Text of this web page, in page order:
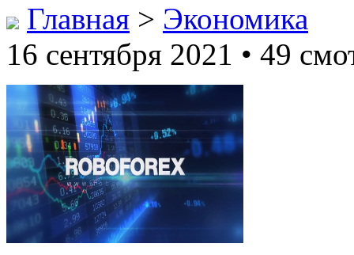
Главная > Экономика
16 сентября 2021 • 49